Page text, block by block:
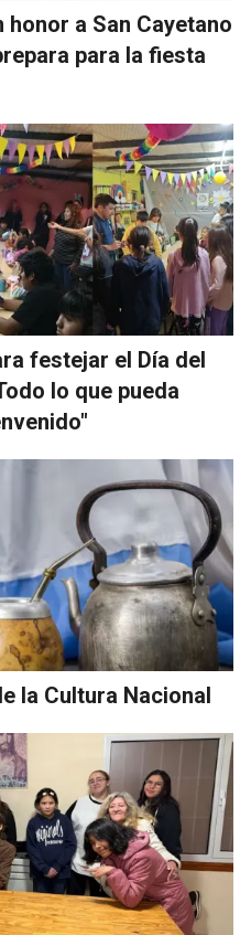
honor a San Cayetano
para la fiesta
festejar el Día del
lo que pueda
la Cultura Nacional